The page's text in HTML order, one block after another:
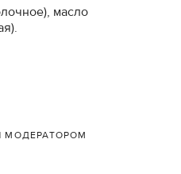
масло
МОДЕРАТОРОМ